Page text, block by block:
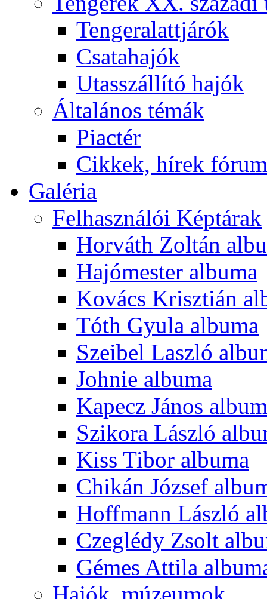
Tengeralattjárók
Csatahajók
Utasszállító hajók
Általános témák
Piactér
Cikkek, hírek
Galéria
Felhasználói Képtárak
Horváth Zoltán
Hajómester albuma
Kovács Krisztián
Tóth Gyula albuma
Szeibel Laszló
Johnie albuma
Kapecz János
Szikora László
Kiss Tibor albuma
Chikán József
Hoffmann László
Czeglédy Zsolt
Gémes Attila
Hajók, múzeumok